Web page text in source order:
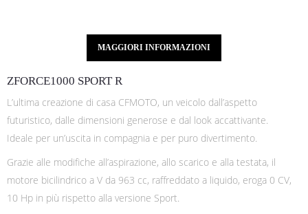
MAGGIORI INFORMAZIONI
ZFORCE1000 SPORT R
L’ultima creazione di casa CFMOTO, un veicolo dall’aspetto
futuristico, dalle dimensioni generose e dal look accattivante.
Ideale per un’uscita in compagnia e per puro divertimento.
Grazie alle modifiche all’aspirazione, allo scarico e alla testata, il
motore bicilindrico a V da 963 cc, raffreddato a liquido, eroga 0 CV,
10 Hp in più rispetto alla versione Sport.